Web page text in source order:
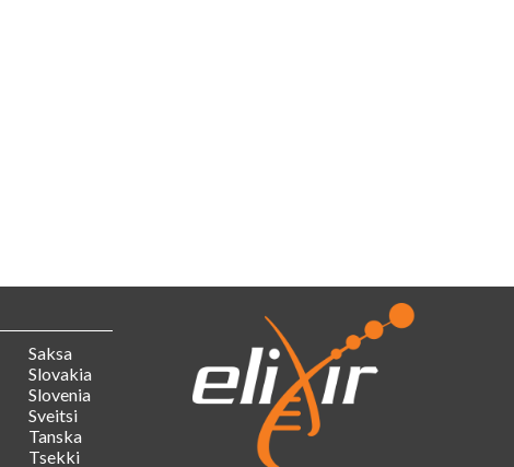
Saksa
Slovakia
Slovenia
Sveitsi
Tanska
Tsekki